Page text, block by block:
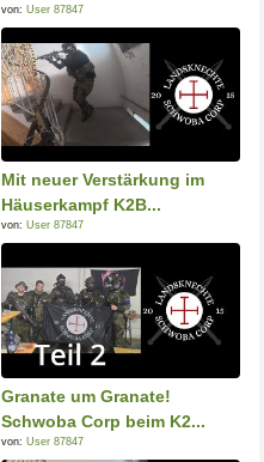
von: User 87847
Mit neuer Verstärkung im
Häuserkampf K2B...
von: User 87847
Granate um Granate!
Schwoba Corp beim K2...
von: User 87847